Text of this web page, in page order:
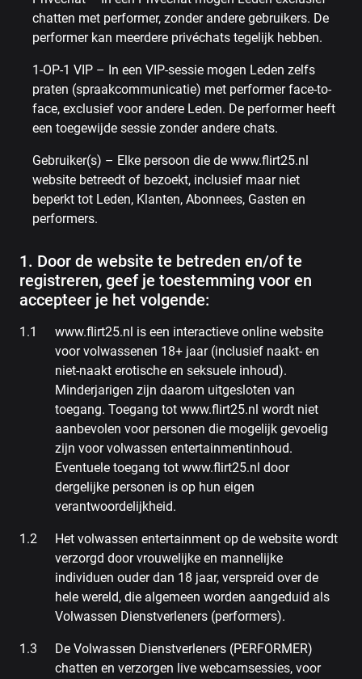
chatten met performer, zonder andere gebruikers. De
performer kan meerdere privéchats tegelijk hebben.
1-OP-1 VIP – In een VIP-sessie mogen Leden zelfs
praten (spraakcommunicatie) met performer face-to-
face, exclusief voor andere Leden. De performer heeft
een toegewijde sessie zonder andere chats.
Gebruiker(s) – Elke persoon die de www.flirt25.nl
website betreedt of bezoekt, inclusief maar niet
beperkt tot Leden, Klanten, Abonnees, Gasten en
performers.
1. Door de website te betreden en/of te
registreren, geef je toestemming voor en
accepteer je het volgende:
www.flirt25.nl is een interactieve online website
voor volwassenen 18+ jaar (inclusief naakt- en
niet-naakt erotische en seksuele inhoud).
Minderjarigen zijn daarom uitgesloten van
toegang. Toegang tot www.flirt25.nl wordt niet
aanbevolen voor personen die mogelijk gevoelig
zijn voor volwassen entertainmentinhoud.
Eventuele toegang tot www.flirt25.nl door
dergelijke personen is op hun eigen
verantwoordelijkheid.
Het volwassen entertainment op de website wordt
verzorgd door vrouwelijke en mannelijke
individuen ouder dan 18 jaar, verspreid over de
hele wereld, die algemeen worden aangeduid als
Volwassen Dienstverleners (performers).
De Volwassen Dienstverleners (PERFORMER)
chatten en verzorgen live webcamsessies, voor